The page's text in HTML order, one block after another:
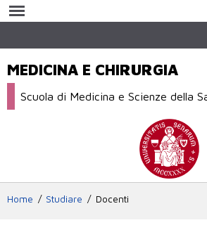
contenuto
MEDICINA E CHIRURGIA
Scuola di Medicina e Scienze della
Home Studiare Docenti